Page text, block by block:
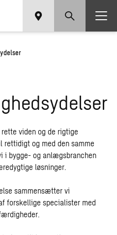
viden og de rigtige
og med den samme
bygge- og anlægsbranchen
løsninger.
sammensætter vi
forskellige specialister med